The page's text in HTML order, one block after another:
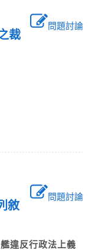
問題討論
裁
問題討論
敘
違反行政法上義